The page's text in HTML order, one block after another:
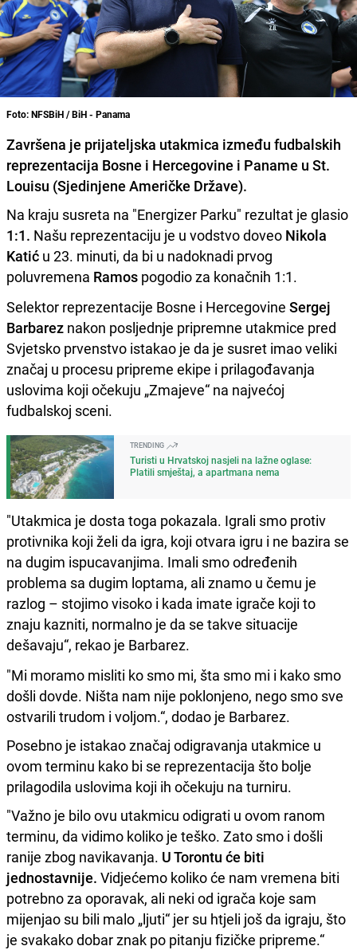
Foto: NFSBiH / BiH - Panama
Završena je prijateljska utakmica između fudbalskih
reprezentacija Bosne i Hercegovine i Paname u St.
Louisu (Sjedinjene Američke Države).
Na kraju susreta na "Energizer Parku" rezultat je glasio
1:1. Našu reprezentaciju je u vodstvo doveo Nikola
Katić u 23. minuti, da bi u nadoknadi prvog
poluvremena Ramos pogodio za konačnih 1:1.
Selektor reprezentacije Bosne i Hercegovine Sergej
Barbarez nakon posljednje pripremne utakmice pred
Svjetsko prvenstvo istakao je da je susret imao veliki
značaj u procesu pripreme ekipe i prilagođavanja
uslovima koji očekuju „Zmajeve“ na najvećoj
fudbalskoj sceni.
TRENDING
Turisti u Hrvatskoj nasjeli na lažne oglase:
Platili smještaj, a apartmana nema
"Utakmica je dosta toga pokazala. Igrali smo protiv
protivnika koji želi da igra, koji otvara igru i ne bazira se
na dugim ispucavanjima. Imali smo određenih
problema sa dugim loptama, ali znamo u čemu je
razlog – stojimo visoko i kada imate igrače koji to
znaju kazniti, normalno je da se takve situacije
dešavaju“, rekao je Barbarez.
"Mi moramo misliti ko smo mi, šta smo mi i kako smo
došli dovde. Ništa nam nije poklonjeno, nego smo sve
ostvarili trudom i voljom.“, dodao je Barbarez.
Posebno je istakao značaj odigravanja utakmice u
ovom terminu kako bi se reprezentacija što bolje
prilagodila uslovima koji ih očekuju na turniru.
"Važno je bilo ovu utakmicu odigrati u ovom ranom
terminu, da vidimo koliko je teško. Zato smo i došli
ranije zbog navikavanja. U Torontu će biti
jednostavnije. Vidjećemo koliko će nam vremena biti
potrebno za oporavak, ali neki od igrača koje sam
mijenjao su bili malo „ljuti“ jer su htjeli još da igraju, što
je svakako dobar znak po pitanju fizičke pripreme.“